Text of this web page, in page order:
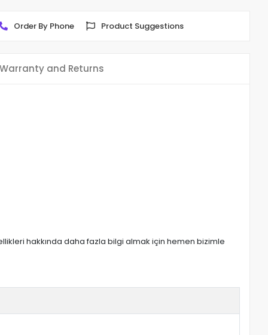
Order By Phone Product Suggestions
Warranty and Returns
hakkında daha fazla bilgi almak için hemen bizimle